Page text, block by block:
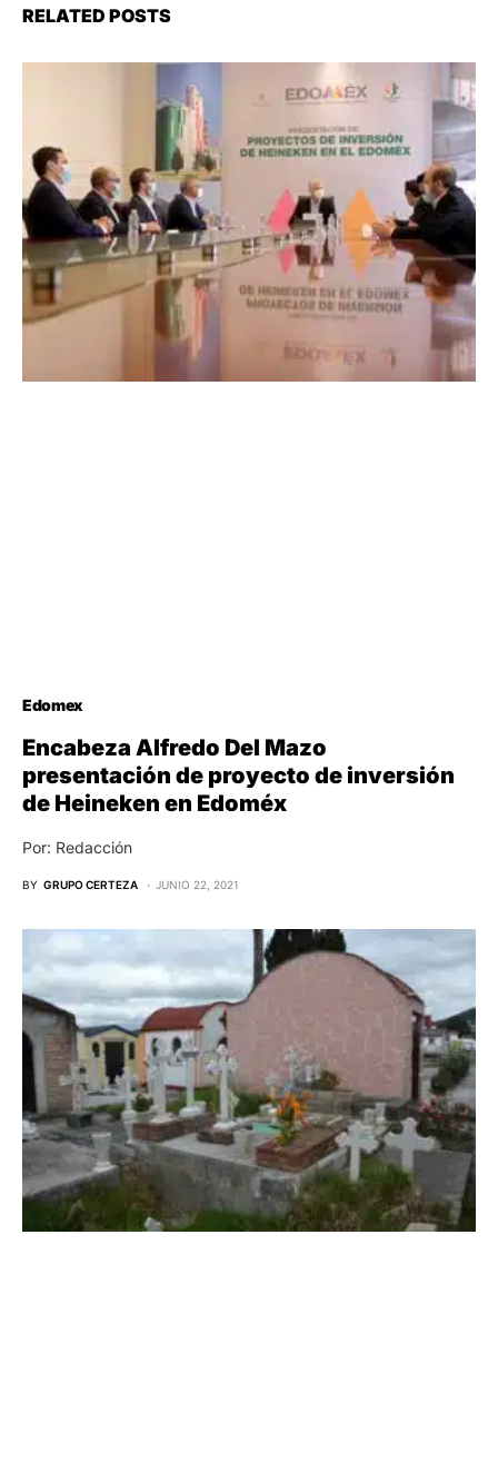
RELATED POSTS
Edomex
Encabeza Alfredo Del Mazo
presentación de proyecto de inversión
de Heineken en Edoméx
Por: Redacción
BY GRUPO CERTEZA JUNIO 22, 2021